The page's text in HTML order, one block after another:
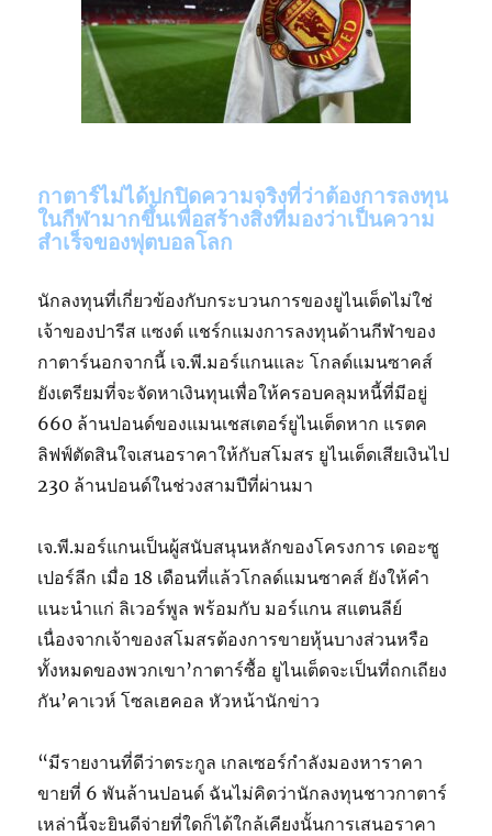
กาตาร์ไม่ได้ปกปิดความจริงที่ว่าต้องการลงทุน
ในกีฬามากขึ้นเพื่อสร้างสิ่งที่มองว่าเป็นความ
สำเร็จของฟุตบอลโลก
นักลงทุนที่เกี่ยวข้องกับกระบวนการของยูไนเต็ดไม่ใช่
เจ้าของปารีส แซงต์ แชร์กแมงการลงทุนด้านกีฬาของ
กาตาร์นอกจากนี้ เจ.พี.มอร์แกนและ โกลด์แมนซาคส์
ยังเตรียมที่จะจัดหาเงินทุนเพื่อให้ครอบคลุมหนี้ที่มีอยู่
660 ล้านปอนด์ของแมนเชสเตอร์ยูไนเต็ดหาก แรตค
ลิฟฟ์ตัดสินใจเสนอราคาให้กับสโมสร ยูไนเต็ดเสียเงินไป
230 ล้านปอนด์ในช่วงสามปีที่ผ่านมา
เจ.พี.มอร์แกนเป็นผู้สนับสนุนหลักของโครงการ เดอะซู
เปอร์ลีก เมื่อ 18 เดือนที่แล้วโกลด์แมนซาคส์ ยังให้คำ
แนะนำแก่ ลิเวอร์พูล พร้อมกับ มอร์แกน สแตนลีย์
เนื่องจากเจ้าของสโมสรต้องการขายหุ้นบางส่วนหรือ
ทั้งหมดของพวกเขา’กาตาร์ซื้อ ยูไนเต็ดจะเป็นที่ถกเถียง
กัน’คาเวห์ โซลเฮคอล หัวหน้านักข่าว
“มีรายงานที่ดีว่าตระกูล เกลเซอร์กำลังมองหาราคา
ขายที่ 6 พันล้านปอนด์ ฉันไม่คิดว่านักลงทุนชาวกาตาร์
เหล่านี้จะยินดีจ่ายที่ใดก็ได้ใกล้เคียงนั้นการเสนอราคา